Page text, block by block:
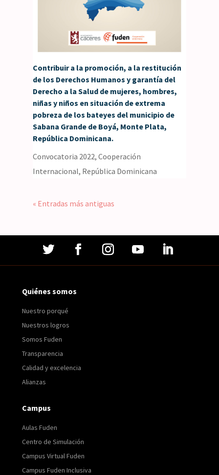
Contribuir a la promoción, a la restitución
de los Derechos Humanos y garantía del
Derecho a la Salud de mujeres, hombres,
niñas y niños en situación de extrema
pobreza de los bateyes del municipio de
Sabana Grande de Boyá, Monte Plata,
República Dominicana.
Convocatoria 2022,Cooperación
Internacional, República Dominicana
« Entradas más antiguas
Quiénes somos
Nuestro porqué
Nuestros logros
Somos Fuden
Transparencia
Calidad y excelencia
Alianzas
Campus
Aulas Fuden
Centro de Simulación
Campus Virtual Fuden
Campus Fuden Inclusiva